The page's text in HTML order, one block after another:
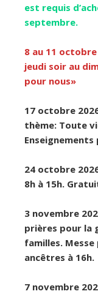
est requis
septembre.
8 au 11
jeudi soir au
pour nous»
17 octobre
thème: Toute
Enseignements
24 octobre
8h à 15h.
3 novembre
prières pour la
familles.
ancêtres à 16h.
7 novembre